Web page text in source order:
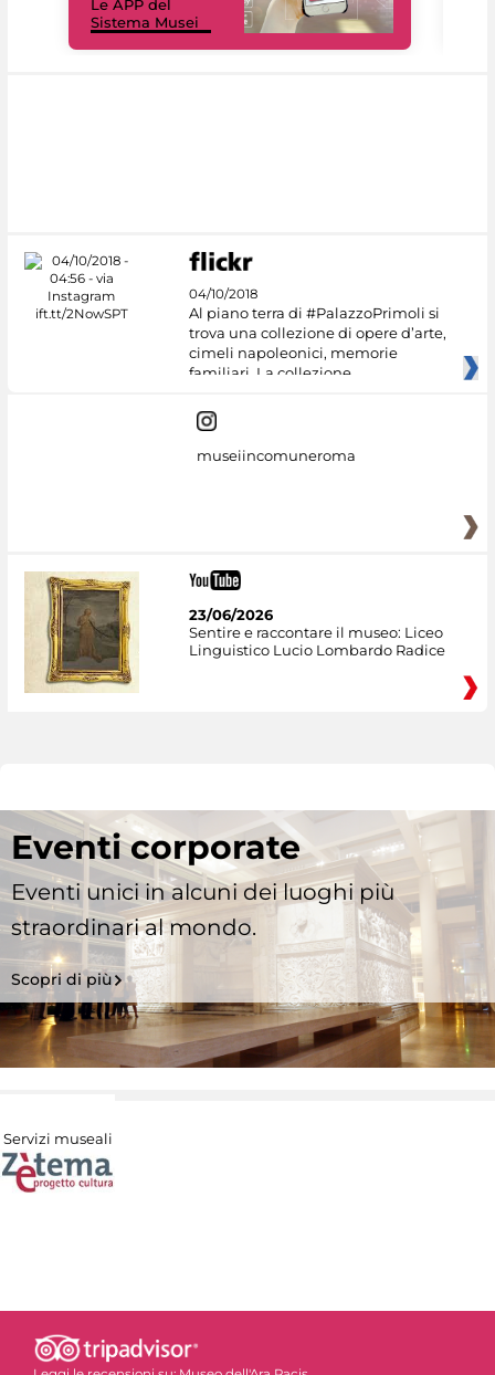
Le APP del
Sistema Musei
04/10/2018
Al piano terra di #PalazzoPrimoli si
trova una collezione di opere d’arte,
cimeli napoleonici, memorie
familiari. La collezione
museiincomuneroma
23/06/2026
Sentire e raccontare il museo: Liceo
Linguistico Lucio Lombardo Radice
Eventi corporate
Eventi unici in alcuni dei luoghi più
straordinari al mondo.
Scopri di più
Servizi museali